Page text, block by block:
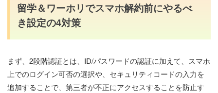
留学＆ワーホリでスマホ解約前にやるべ
き設定の4対策
まず、2段階認証とは、ID/パスワードの認証に加えて、スマホ
上でのログイン可否の選択や、セキュリティコードの入力を
追加することで、第三者が不正にアクセスすることを防止す